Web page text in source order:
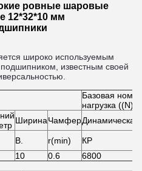
ровные шаровые
12*32*10 мм
широко используемым
известным своей
Базовая
нагрузка ((N)
ШиринаЧамферДинамическая
В. r(min) КР
10 0.6 6800